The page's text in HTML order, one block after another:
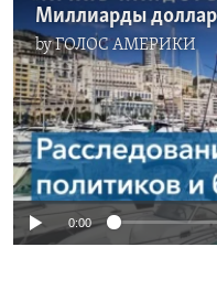
byГОЛОС АМЕРИКИ
No media
0:00